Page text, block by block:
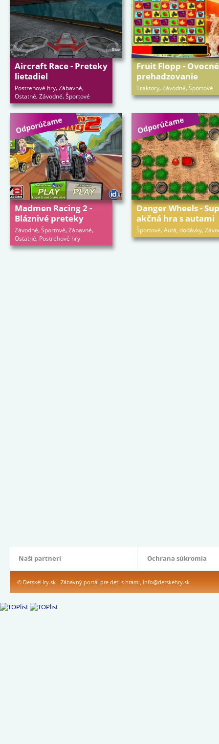
Aircraft Race - Preteky
lietadiel
Postrehové hry,Zábavné,
Ostatné,Závodné,Športové
Fruit Flopp - Ovocné
prehadzovanie
Traktory,Závodné,Športové
Madmen Racing 2 -
Bláznivé preteky
Závodné,Športové,Zábavné,
Ostatné, Postrehové hry
Danger Wheels -
akčná hra s autami
Športové,Autá, dodávky,
Naši partneri Ochrana súkromia
© DetskéHry.sk - Zábavný portál pre deti s hrami, info@detskehry.sk